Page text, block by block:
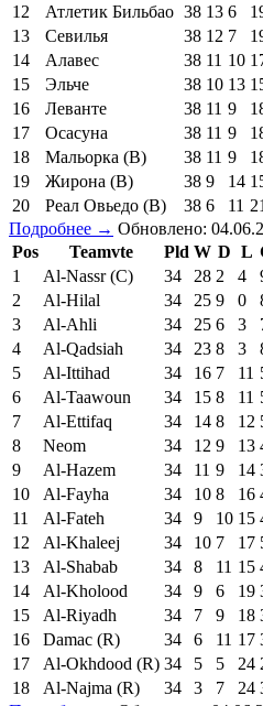
12
Атлетик Бильбао 38 13 6
13
Севилья 38 12 7
14
Алавес 38 11 10
15
Эльче 38 10 13
16
Леванте 38 11 9
17
Осасуна 38 11 9
18
Мальорка (В) 38 11 9
19
Жирона (В) 38 9 14
20
Реал Овьедо (В) 38 6 11 21
Подробнее → Обновлено:
Pos
Teamvte Pld W D L
1
Al-Nassr (C) 34 28 2 4
2
Al-Hilal 34 25 9 0
3
Al-Ahli 34 25 6 3
4
Al-Qadsiah 34 23 8 3
5
Al-Ittihad 34 16 7 11
6
Al-Taawoun 34 15 8 11
7
Al-Ettifaq 34 14 8 12
8
Neom 34 12 9 13
9
Al-Hazem 34 11 9 14
10
Al-Fayha 34 10 8 16
11
Al-Fateh 34 9 10 15
12
Al-Khaleej 34 10 7 17
13
Al-Shabab 34 8 11 15
14
Al-Kholood 34 9 6 19
15
Al-Riyadh 34 7 9 18
16
Damac (R) 34 6 11 17
17
Al-Okhdood (R) 34 5 5 24
18
Al-Najma (R) 34 3 7 24